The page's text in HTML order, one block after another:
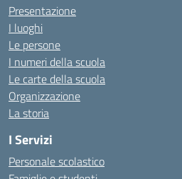
Presentazione
I luoghi
Le persone
I numeri della scuola
Le carte della scuola
Organizzazione
La storia
I Servizi
Personale scolastico